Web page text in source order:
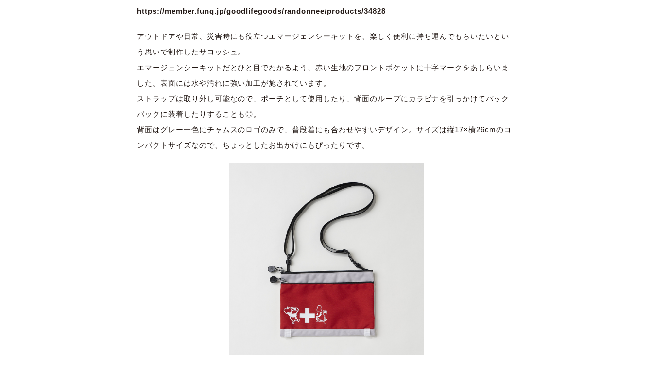
https://member.funq.jp/goodlifegoods/randonnee/products/34828
アウトドアや日常、災害時にも役立つエマージェンシーキットを、 楽しく便利に持ち運んでもらいたいとい
う思いで制作したサコッシ ュ。
エマージェンシーキットだとひと目でわかるよう、赤い生地のフロントポケットに十字マークをあしらいま
した。 表面には水や汚れに強い加工が施されています。
ストラップは取り外し可能なので、ポーチとして使用したり、 背面のループにカラビナを引っかけてバック
パックに装着したりす ることも◎。
背面はグレー一色にチャムスのロゴのみで、普段着にも合わせやすいデザイン。サイズは縦17×横26cmのコ
ンパクトサイズなので、 ちょっとしたお出かけにもぴったりです。